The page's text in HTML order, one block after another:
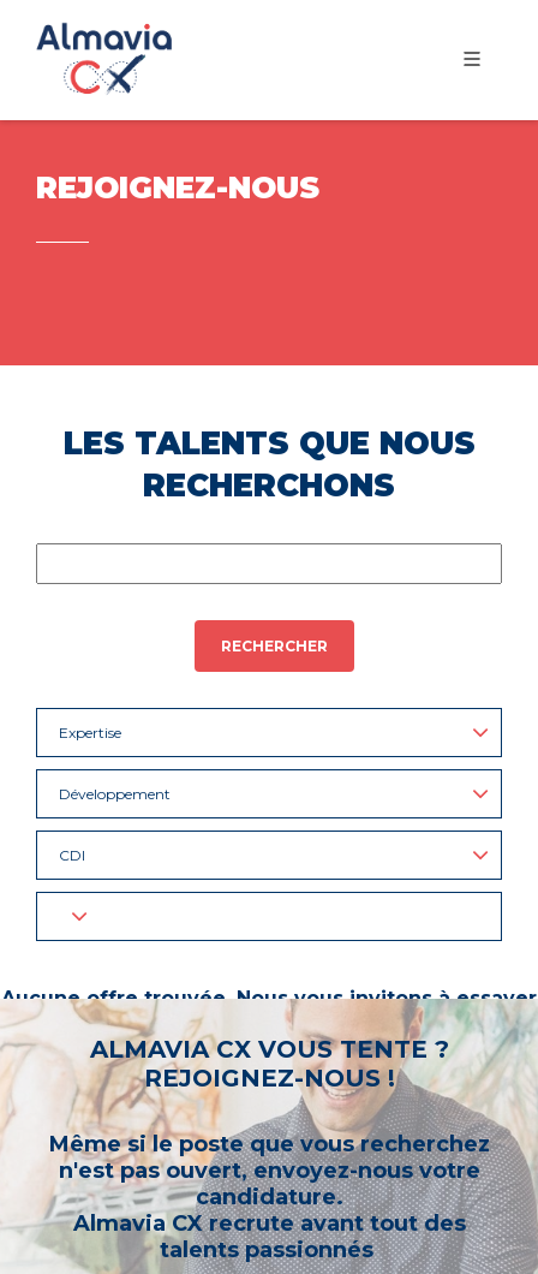
REJOIGNEZ-NOUS
LES TALENTS QUE NOUS
RECHERCHONS
RECHERCHER
Expertise
Développement
CDI
Aucune offre trouvée. Nous vous invitons à essayer
d’autres mots-clés ou à sélectionner un « métier ».
ALMAVIA CX VOUS TENTE ?
REJOIGNEZ-NOUS !
Même si le poste que vous recherchez
n'est pas ouvert, envoyez-nous votre
candidature.
Almavia CX recrute avant tout des
talents passionnés